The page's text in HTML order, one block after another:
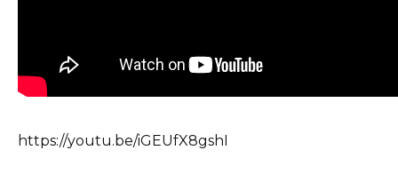
https://youtu.be/iGEUfX8gshI